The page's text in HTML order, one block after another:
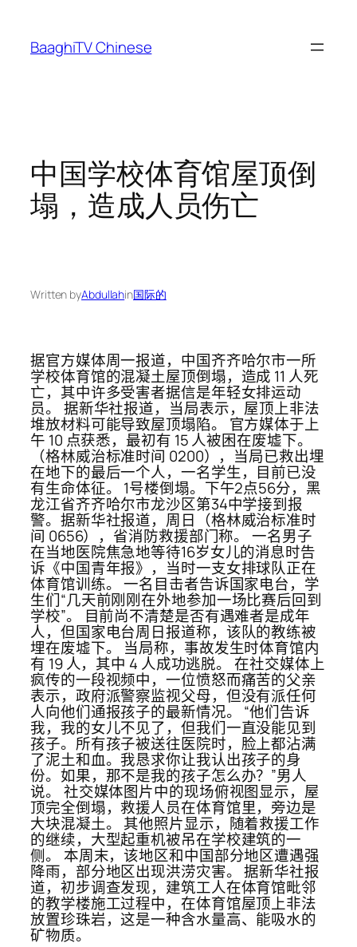
content
BaaghiTV Chinese
中国学校体育馆屋顶倒
塌，造成人员伤亡
Written byAbdullahin国际的
据官方媒体周一报道，中国齐齐哈尔市一所
学校体育馆的混凝土屋顶倒塌，造成 11 人死
亡，其中许多受害者据信是年轻女排运动
员。 据新华社报道，当局表示，屋顶上非法
堆放材料可能导致屋顶塌陷。 官方媒体于上
午 10 点获悉，最初有 15 人被困在废墟下。
（格林威治标准时间 0200），当局已救出埋
在地下的最后一个人，一名学生，目前已没
有生命体征。 1号楼倒塌。下午2点56分，黑
龙江省齐齐哈尔市龙沙区第34中学接到报
警。据新华社报道，周日（格林威治标准时
间 0656），省消防救援部门称。 一名男子
在当地医院焦急地等待16岁女儿的消息时告
诉《中国青年报》，当时一支女排球队正在
体育馆训练。 一名目击者告诉国家电台，学
生们“几天前刚刚在外地参加一场比赛后回到
学校”。 目前尚不清楚是否有遇难者是成年
人，但国家电台周日报道称，该队的教练被
埋在废墟下。 当局称，事故发生时体育馆内
有 19 人，其中 4 人成功逃脱。 在社交媒体上
疯传的一段视频中，一位愤怒而痛苦的父亲
表示，政府派警察监视父母，但没有派任何
人向他们通报孩子的最新情况。 “他们告诉
我，我的女儿不见了，但我们一直没能见到
孩子。所有孩子被送往医院时，脸上都沾满
了泥土和血。我恳求你让我认出孩子的身
份。如果，那不是我的孩子怎么办？”男人
说。 社交媒体图片中的现场俯视图显示，屋
顶完全倒塌，救援人员在体育馆里，旁边是
大块混凝土。 其他照片显示，随着救援工作
的继续，大型起重机被吊在学校建筑的一
侧。 本周末，该地区和中国部分地区遭遇强
降雨，部分地区出现洪涝灾害。 据新华社报
道，初步调查发现，建筑工人在体育馆毗邻
的教学楼施工过程中，在体育馆屋顶上非法
放置珍珠岩，这是一种含水量高、能吸水的
矿物质。